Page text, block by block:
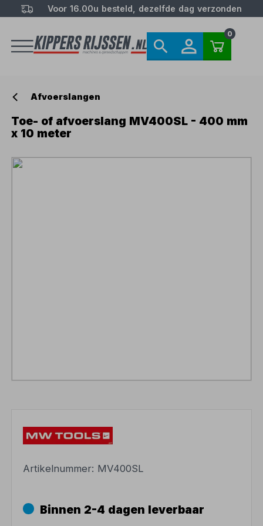
Voor 16.00u besteld, dezelfde dag verzonden
0
Afvoerslangen
Toe- of afvoerslang MV400SL - 400 mm
x 10 meter
Artikelnummer: MV400SL
Binnen 2-4 dagen leverbaar